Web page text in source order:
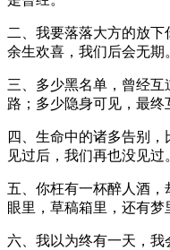
二、我要落落大方的放
余生欢喜，我们后会无期
三、多少黑名单，曾经
路；多少隐身可见，最终
四、生命中的诸多告别
见过后，我们再也没见过
五、你枉有一杯醉人酒
眼里，草稿箱里，还有梦
六、我以为终有一天，